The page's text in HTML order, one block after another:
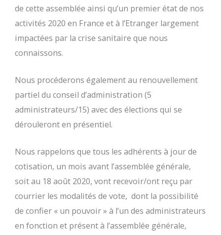
de cette assemblée ainsi qu’un premier état de nos
activités 2020 en France et à l’Etranger largement
impactées par la crise sanitaire que nous
connaissons.
Nous procéderons également au renouvellement
partiel du conseil d’administration (5
administrateurs/15) avec des élections qui se
dérouleront en présentiel.
Nous rappelons que tous les adhérents à jour de
cotisation, un mois avant l’assemblée générale,
soit au 18 août 2020, vont recevoir/ont reçu par
courrier les modalités de vote, dont la possibilité
de confier « un pouvoir » à l’un des administrateurs
en fonction et présent à l’assemblée générale,